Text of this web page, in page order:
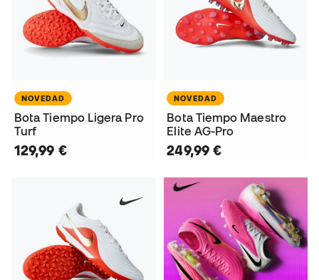
NOVEDAD
Bota Tiempo Ligera Pro
Turf
129,99 €
NOVEDAD
Bota Tiempo Maestro
Elite AG-Pro
249,99 €